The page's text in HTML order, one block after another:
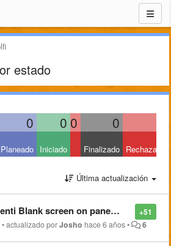
estado
0 0 0 0
Planeado Iniciado Finalizado Rechazado
Última actualización
+51
Blank screen on panel after log
•actualizado porJosho hace 6 años• 6